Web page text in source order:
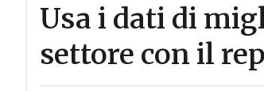
Usa i dati di
settore con il